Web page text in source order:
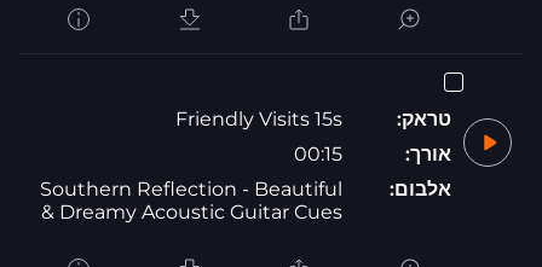
טראק:
Friendly Visits 15s
אורך:
00:15
אלבום:
Southern Reflection - Beautiful
& Dreamy Acoustic Guitar Cues